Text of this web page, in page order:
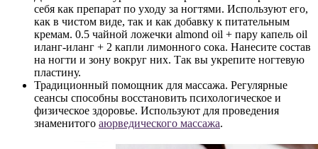
себя как препарат по уходу за ногтями. Используют его,
как в чистом виде, так и как добавку к питательным
кремам. 0.5 чайной ложечки almond oil + пару капель oil
иланг-иланг + 2 капли лимонного сока. Нанесите состав
на ногти и зону вокруг них. Так вы укрепите ногтевую
пластину.
Традиционный помощник для массажа. Регулярные
сеансы способны восстановить психологическое и
физическое здоровье. Используют для проведения
знаменитого аюрведического массажа.